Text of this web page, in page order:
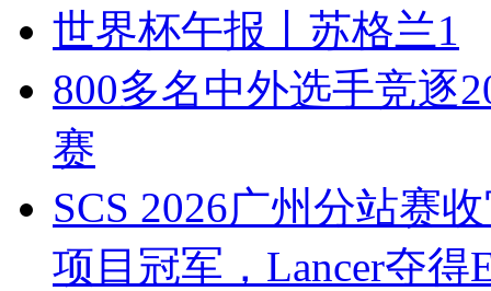
世界杯午报丨苏格兰1
800多名中外选手竞逐
赛
SCS 2026广州分站赛
项目冠军，Lancer夺得